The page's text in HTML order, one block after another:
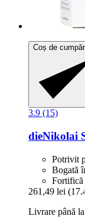
Coș de
3.9 (15)
dieNikolai
Potrivit
Bogată
Fortifică
261,49 lei
Livrare până